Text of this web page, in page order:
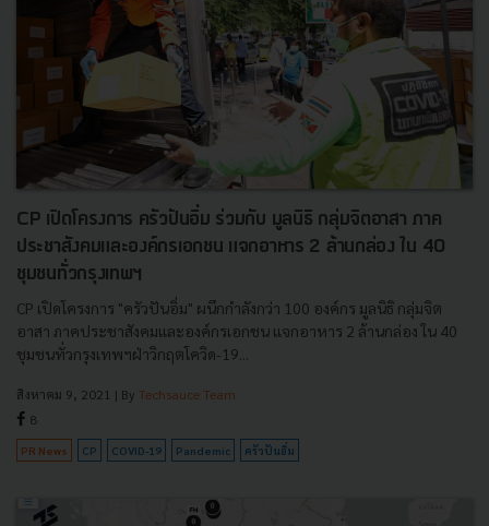
CP เปิดโครงการ ครัวปันอิ่ม ร่วมกับ มูลนิธิ กลุ่มจิตอาสา ภาค
ประชาสังคมและองค์กรเอกชน แจกอาหาร 2 ล้านกล่อง ใน 40
ชุมชนทั่วกรุงเทพฯ
CP เปิดโครงการ "ครัวปันอิ่ม" ผนึกกำลังกว่า 100 องค์กร มูลนิธิ กลุ่มจิต
อาสา ภาคประชาสังคมและองค์กรเอกชน แจกอาหาร 2 ล้านกล่อง ใน 40
ชุมชนทั่วกรุงเทพฯฝ่าวิกฤตโควิด-19...
สิงหาคม 9, 2021 | By Techsauce Team
8
PR News CP COVID-19 Pandemic ครัวปันอิ่ม